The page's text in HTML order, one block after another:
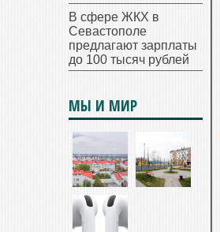
В сфере ЖКХ в
Севастополе
предлагают зарплаты
до 100 тысяч рублей
МЫ И МИР